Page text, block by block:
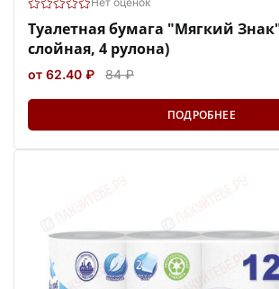
Туалетная бумага "Мягкий
слойная, 4 рулона)
от 62.40 ₽ 84 ₽
ПОДРОБНЕЕ